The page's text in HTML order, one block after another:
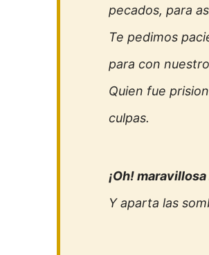
pecados, para
Te pedimos
para con
Quien fue
culpas.
¡Oh!
Y aparta las